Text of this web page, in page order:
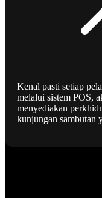
Kenal pasti setiap
melalui sistem POS,
menyediakan
kunjungan sambutan